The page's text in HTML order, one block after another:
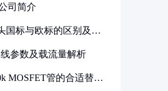
司简介
国标与欧标的区别及其
参数及载流量解析
MOSFET管的合适替代